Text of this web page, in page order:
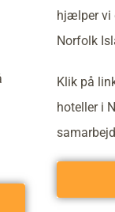
hjælper vi
Norfolk
Klik på
hoteller i